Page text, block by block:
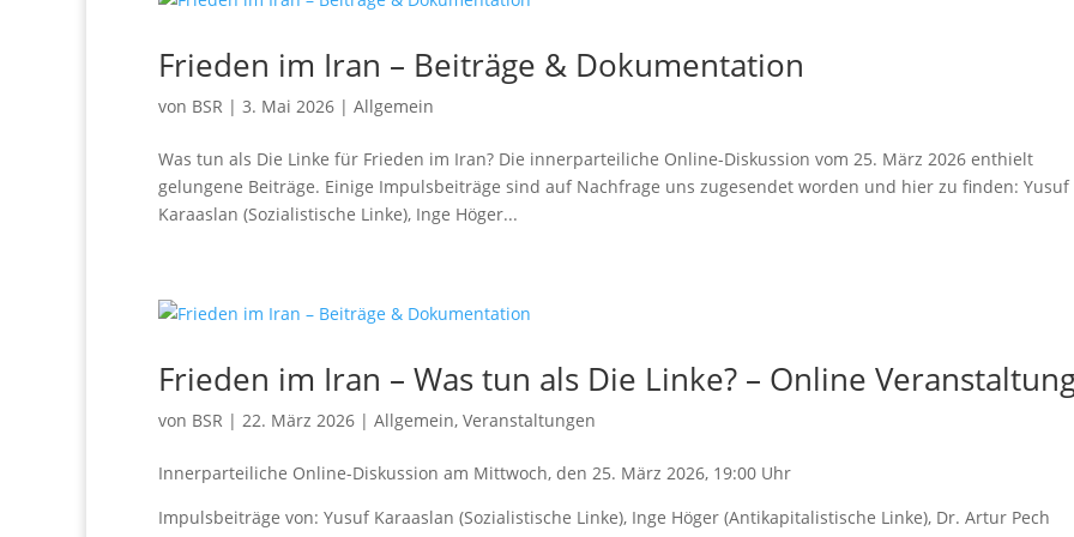
Frieden im Iran – Beiträge & Dokumentation
von BSR | 3. Mai 2026 | Allgemein
Was tun als Die Linke für Frieden im Iran? Die innerparteiliche Online-Diskussion vom 25. März 2026 enthielt
gelungene Beiträge. Einige Impulsbeiträge sind auf Nachfrage uns zugesendet worden und hier zu finden: Yusuf
Karaaslan (Sozialistische Linke), Inge Höger...
Frieden im Iran – Was tun als Die Linke? – Online
von BSR | 22. März 2026 | Allgemein, Veranstaltungen
Innerparteiliche Online-Diskussion am Mittwoch, den 25. März 2026, 19:00 Uhr
Impulsbeiträge von: Yusuf Karaaslan (Sozialistische Linke), Inge Höger (Antikapitalistische Linke), Dr. Artur Pech